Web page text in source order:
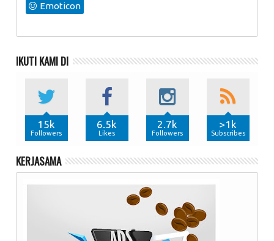
Emoticon
IKUTI KAMI DI
15k
Followers
6.5k
Likes
2.7k
Followers
>1k
Subscribes
KERJASAMA